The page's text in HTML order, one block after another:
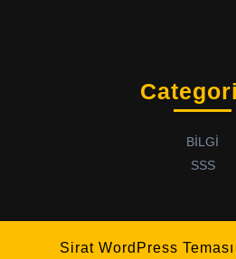
BİLGİ
SSS
Sirat WordPress Teması